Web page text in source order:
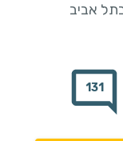
אביב
131